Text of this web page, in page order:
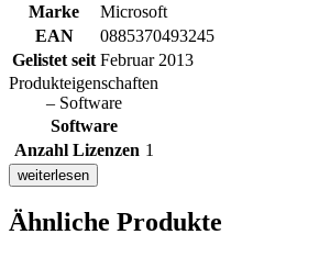
Marke
Microsoft
EAN
0885370493245
Gelistet seit Februar 2013
Produkteigenschaften
– Software
Software
Anzahl Lizenzen 1
weiterlesen
Ähnliche Produkte